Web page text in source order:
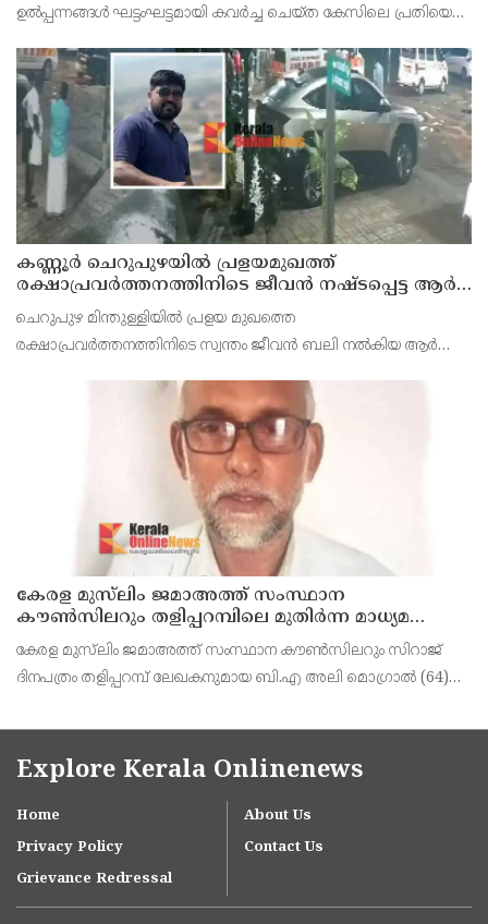
ഉൽപ്പന്നങ്ങൾ ഘട്ടംഘട്ടമായി കവർച്ച ചെയ്ത കേസിലെ പ്രതിയെ
സ്വദേശിയായ വേൽമുരുകൻ (40) ആണ
കണ്ണൂർ ചെറുപുഴയിൽ പ്രളയമുഖത്ത്
രക്ഷാപ്രവർത്തനത്തിനിടെ ജീവൻ നഷ്ടപ്പെട്ട ആർ.
രാജേഷിൻ്റെ ഭൗതിക ശരീരത്തോട് അനാദരവ്
കാണിച്ചതായി ആരോപണം
ചെറുപുഴ മിന്തുള്ളിയിൽ പ്രളയ മുഖത്തെ
രക്ഷാപ്രവർത്തനത്തിനിടെ സ്വന്തം ജീവൻ ബലി നൽകിയ ആർ
മൃതദേഹം തിരുവനന്തപുരത്തെ
കേരള മുസ്‌ലിം ജമാഅത്ത് സംസ്ഥാന
കൗൺസിലറും തളിപ്പറമ്പിലെ മുതിർന്ന മാധ്യമ
പ്രവർത്തകനുമായ ബി എ അലി മൊഗ്രാൽ
നിര്യാതനായി
കേരള മുസ്‌ലിം ജമാഅത്ത് സംസ്ഥാന കൗൺസിലറും സിറാജ്
ദിനപത്രം തളിപ്പറമ്പ് ലേഖകനുമായ ബി.എ അലി മൊഗ്രാൽ (64)
ജമാഅത്ത് ജില്ലാ സെക്രട്ടറി, എസ്.വൈ.എ
Explore Kerala Onlinenews
Home
About Us
Privacy Policy
Contact Us
Grievance Redressal